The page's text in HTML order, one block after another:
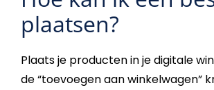
ACCESSOIRES
plaatsen?
Plaats je producten in je digitale
de “toevoegen aan winkelwagen”